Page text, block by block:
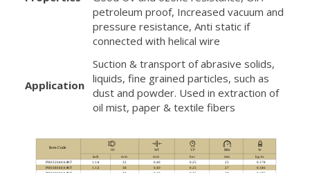
petroleum proof, Increased vacuum and
pressure resistance, Anti static if
connected with helical wire
Application
Suction & transport of abrasive solids,
liquids, fine grained particles, such as
dust and powder. Used in extraction of
oil mist, paper & textile fibers